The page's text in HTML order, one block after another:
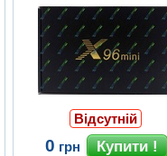
Відсутній
0 грн